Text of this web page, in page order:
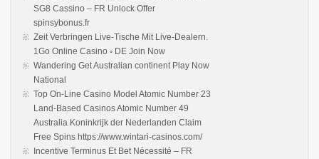
SG8 Cassino – FR Unlock Offer
spinsybonus.fr
Zeit Verbringen Live-Tische Mit Live-Dealern.
1Go Online Casino ◦ DE Join Now
Wandering Get Australian continent Play Now
National
Top On-Line Casino Model Atomic Number 23
Land-Based Casinos Atomic Number 49
Australia Koninkrijk der Nederlanden Claim
Free Spins https://www.wintari-casinos.com/
Incentive Terminus Et Bet Nécessité – FR